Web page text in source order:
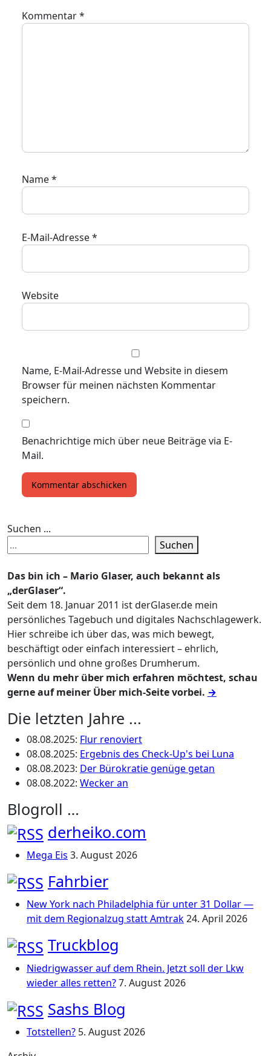
Kommentar*
Name*
E-Mail-Adresse*
Website
Name, E-Mail-Adresse und Website in diesem
Browser für meinen nächsten Kommentar
speichern.
Benachrichtige mich über neue Beiträge via E-
Mail.
Suchen ...
Suchen
Das bin ich – Mario Glaser, auch bekannt als
„derGlaser“.
Seit dem 18. Januar 2011 ist derGlaser.de mein
persönliches Tagebuch und digitales Nachschlagewerk.
Hier schreibe ich über das, was mich bewegt,
beschäftigt oder einfach interessiert – ehrlich,
persönlich und ohne großes Drumherum.
Wenn du mehr über mich erfahren möchtest, schau
gerne auf meiner Über mich-Seite vorbei. →
Die letzten Jahre ...
08.08.2025: Flur renoviert
08.08.2025: Ergebnis des Check-Up's bei Luna
08.08.2023: Der Bürokratie genüge getan
08.08.2022: Wecker an
Blogroll …
derheiko.com
Mega Eis 3. August 2026
Fahrbier
New York nach Philadelphia für unter 31 Dollar —
mit dem Regionalzug statt Amtrak24. April 2026
Truckblog
Niedrigwasser auf dem Rhein. Jetzt soll der Lkw
wieder alles retten?7. August 2026
Sashs Blog
Totstellen? 5. August 2026